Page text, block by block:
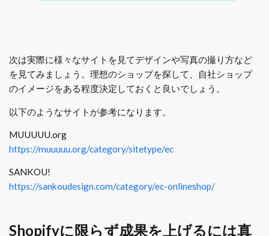
次は実際に様々なサイトを見てデザインや写真の撮り方など
を見てみましょう。理想のショップを探して、自社ショップ
のイメージをある程度決定しておくと良いでしょう。
以下のようなサイトが参考になります。
MUUUUU.org
https://muuuuu.org/category/sitetype/ec
SANKOU!
https://sankoudesign.com/category/ec-onlineshop/
Shopifyに限らず成果を上げるには真